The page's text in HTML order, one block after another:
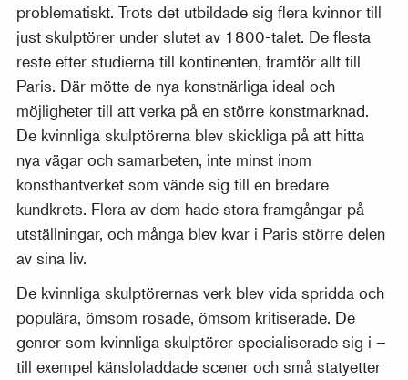
problematiskt. Trots det utbildade sig flera kvinnor till
just skulptörer under slutet av 1800-talet. De flesta
reste efter studierna till kontinenten, framför allt till
Paris. Där mötte de nya konstnärliga ideal och
möjligheter till att verka på en större konstmarknad.
De kvinnliga skulptörerna blev skickliga på att hitta
nya vägar och samarbeten, inte minst inom
konsthantverket som vände sig till en bredare
kundkrets. Flera av dem hade stora framgångar på
utställningar, och många blev kvar i Paris större delen
av sina liv.
De kvinnliga skulptörernas verk blev vida spridda och
populära, ömsom rosade, ömsom kritiserade. De
genrer som kvinnliga skulptörer specialiserade sig i –
till exempel känsloladdade scener och små statyetter